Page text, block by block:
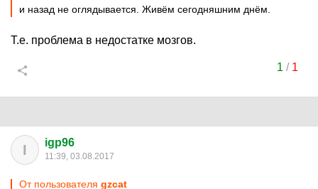
и назад не оглядывается. Живём сегодняшним днём.
Т.е. проблема в недостатке мозгов.
1 / 1
I igp96
11:39, 03.08.2017
От пользователя gzcat